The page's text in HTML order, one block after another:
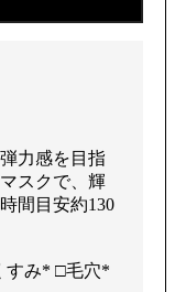
力感を目指
スクで、輝
間目安約130
すみ* □毛穴*